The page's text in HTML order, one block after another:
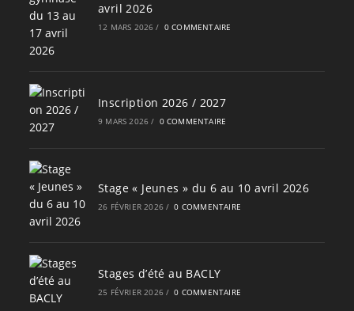
avril 2026
12 MARS 2026 / 0 COMMENTAIRE
Inscription 2026 / 2027
9 MARS 2026 / 0 COMMENTAIRE
Stage « Jeunes » du 6 au 10 avril 2026
26 FÉVRIER 2026 / 0 COMMENTAIRE
Stages d’été au BACLY
25 FÉVRIER 2026 / 0 COMMENTAIRE